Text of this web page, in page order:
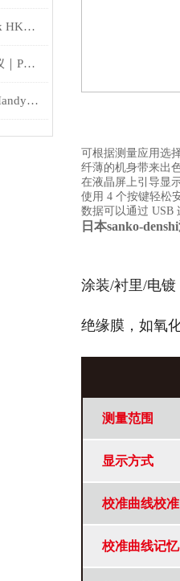
精度与场景的对决：Fujiwork HKT-Lite 0.1与MIL-20UDS测厚仪对比分析
TOF-4R05HUD 接触式测厚仪｜PVB 膜生产质检优选，恒压高精管控膜厚品质
新能源智造“微米级”把关：Handy-0.1测厚仪在锂电与光伏行业的应用分析
可根据测量应用选
纤薄的机身带来出
在液晶屏上引导显
使用 4 个按键轻松
数据可以通过 USB
日本sanko-
涂装/衬里/电镀
绝缘膜，如氧
测量范围
显示方式
校准曲线校准
校准曲线记忆